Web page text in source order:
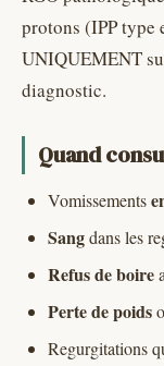
protons (IPP type
UNIQUEMENT
diagnostic.
Quand
Vomissements
Sangdans les
Refus de boire
Perte de poids
Regurgitations